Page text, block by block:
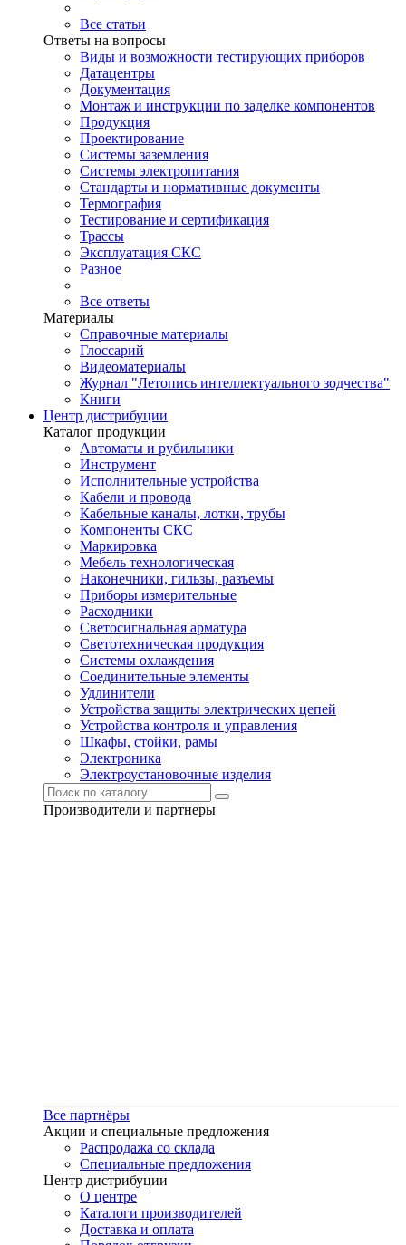
Все статьи
Ответы на вопросы
Виды и возможности тестирующих приборов
Датацентры
Документация
Монтаж и инструкции по заделке компонентов
Продукция
Проектирование
Системы заземления
Системы электропитания
Стандарты и нормативные документы
Термография
Тестирование и сертификация
Трассы
Эксплуатация СКС
Разное
Все ответы
Материалы
Справочные материалы
Глоссарий
Видеоматериалы
Журнал "Летопись интеллектуального зодчества"
Книги
Центр дистрибуции
Каталог продукции
Автоматы и рубильники
Инструмент
Исполнительные устройства
Кабели и провода
Кабельные каналы, лотки, трубы
Компоненты СКС
Маркировка
Мебель технологическая
Наконечники, гильзы, разъемы
Приборы измерительные
Расходники
Светосигнальная арматура
Светотехническая продукция
Системы охлаждения
Соединительные элементы
Удлинители
Устройства защиты электрических цепей
Устройства контроля и управления
Шкафы, стойки, рамы
Электроника
Электроустановочные изделия
Производители и партнеры
Все партнёры
Акции и специальные предложения
Распродажа со склада
Специальные предложения
Центр дистрибуции
О центре
Каталоги производителей
Доставка и оплата